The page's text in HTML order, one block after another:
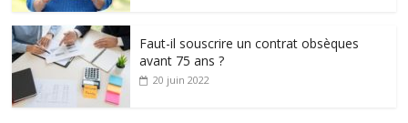
Faut-il souscrire un contrat obsèques
avant 75 ans ?
20 juin 2022